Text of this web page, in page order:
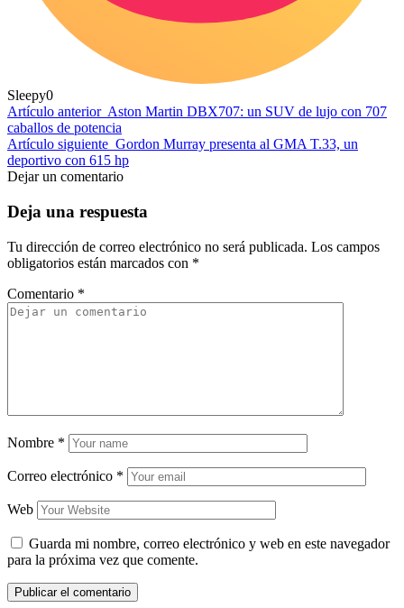
Sleepy0
Artículo anterior Aston Martin DBX707: un SUV de lujo con 707
caballos de potencia
Artículo siguiente Gordon Murray presenta al GMA T.33, un
deportivo con 615 hp
Dejar un comentario
Deja una respuesta
Tu dirección de correo electrónico no será publicada. Los campos
obligatorios están marcados con *
Comentario *
Nombre *
Correo electrónico *
Web
Guarda mi nombre, correo electrónico y web en este navegador
para la próxima vez que comente.